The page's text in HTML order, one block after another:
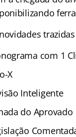
com 1
X
Inteligente
do Aprovado